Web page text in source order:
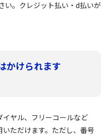
い。クレジット払い・d払いが
かけられます
イヤル、フリーコールなど
ただけます。ただし、番号